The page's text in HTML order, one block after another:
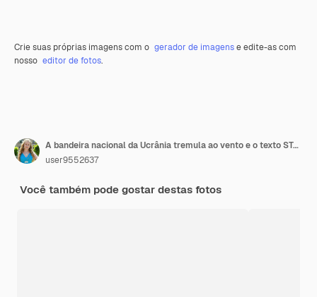
Crie suas próprias imagens com o gerador de imagense edite-as com
nosso editor de fotos.
A bandeira nacional da Ucrânia tremula ao vento e o texto STAND WITH UCRÂNIA
user9552637
Você também pode gostar destas fotos